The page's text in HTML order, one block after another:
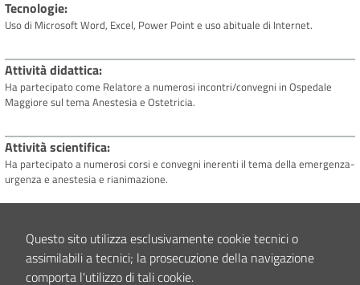
Tecnologie
Uso di Microsoft Word, Excel, Power Point e uso abituale di Internet.
Attività didattica
Ha partecipato come Relatore a numerosi incontri/convegni in Ospedale
Maggiore sul tema Anestesia e Ostetricia.
Attività scientifica
Ha partecipato a numerosi corsi e convegni inerenti il tema della emergenza-
urgenza e anestesia e rianimazione.
Negli ultimi anni si è occupata in particolare di anestesia locoregionale e di
gestione dell'anestesia in campo ostetrico-ginecologico.
Questo sito utilizza esclusivamente cookie tecnici o
assimilabili a tecnici; la prosecuzione della navigazione
comporta l'utilizzo di tali cookie.